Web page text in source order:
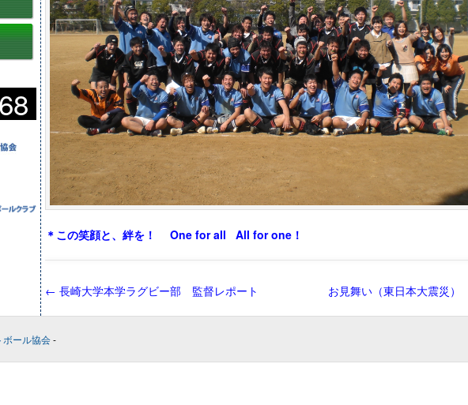
＊この笑顔と、絆を！ One for all All for one！
← 長崎大学本学ラグビー部 監督レポート お見舞い（東日本大震災）
ボール協会-